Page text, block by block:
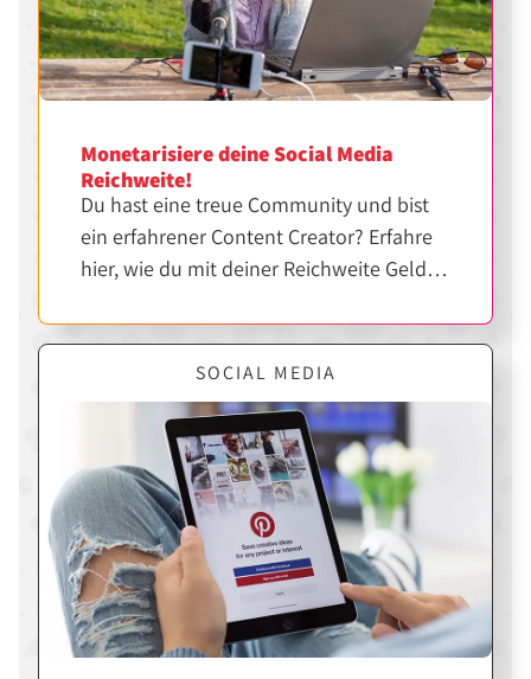
Monetarisiere deine Social Media
Reichweite!
Du hast eine treue Community und bist
ein erfahrener Content Creator? Erfahre
hier, wie du mit deiner Reichweite Geld
SOCIAL MEDIA